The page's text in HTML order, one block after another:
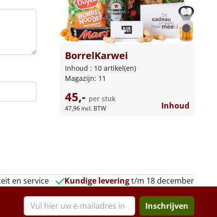
BorrelKarwei
Inhoud : 10 artikel(en)
Magazijn: 11
45,- per stuk
47,96 incl. BTW Inhoud
en service Kundige leveringt/m 18 december
Inschrijven